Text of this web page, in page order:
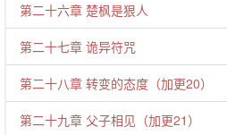
第二十六章 楚枫是狠人
第二十七章 诡异符咒
第二十八章 转变的态度（加更20）
第二十九章 父子相见（加更21）